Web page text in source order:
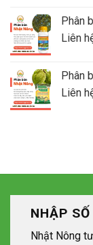
Phân
Liên
Phân
Liên
NHẬP
Nhật Nông